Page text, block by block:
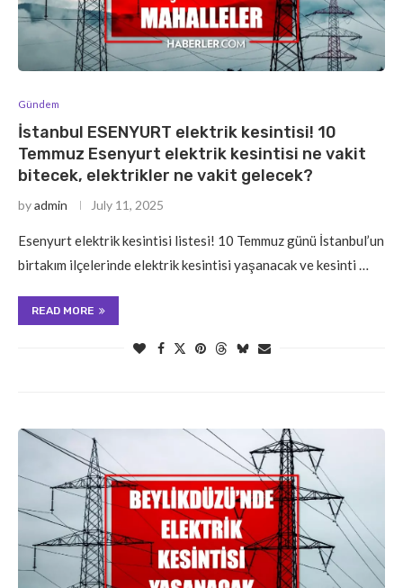
Gündem
İstanbul ESENYURT elektrik kesintisi! 10
Temmuz Esenyurt elektrik kesintisi ne vakit
bitecek, elektrikler ne vakit gelecek?
byadmin July 11, 2025
Esenyurt elektrik kesintisi listesi! 10 Temmuz günü İstanbul’un
birtakım ilçelerinde elektrik kesintisi yaşanacak ve kesinti …
READ MORE